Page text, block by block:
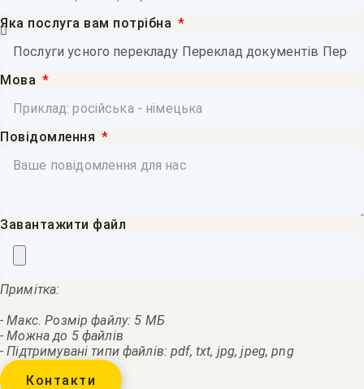
Яка послуга вам потрібна
Мова
Повідомлення
Завантажити файл
Примітка:
- Макс. Розмір файлу: 5 МБ
- Можна до 5 файлів
- Підтримувані типи файлів: pdf, txt, jpg, jpeg, png
Контакти